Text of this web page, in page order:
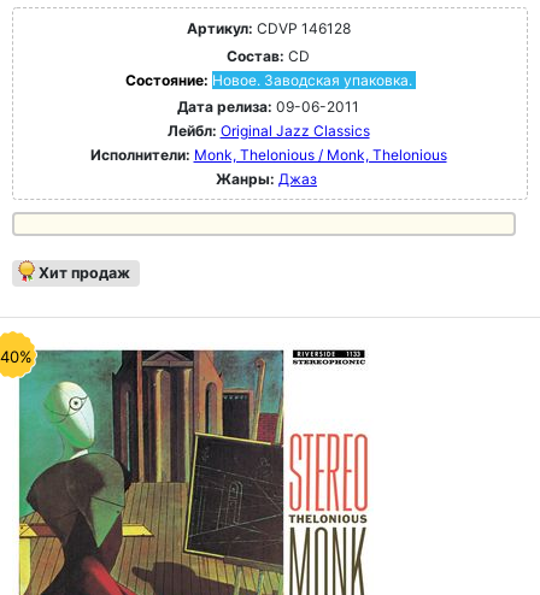
Артикул: CDVP 146128
Состав: CD
Состояние: Новое. Заводская упаковка.
Дата релиза: 09-06-2011
Лейбл: Original Jazz Classics
Исполнители: Monk, Thelonious / Monk, Thelonious
Жанры: Джаз
Хит продаж